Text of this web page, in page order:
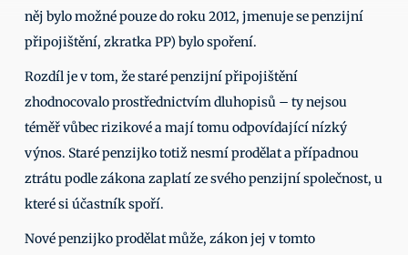
něj bylo možné pouze do roku 2012, jmenuje se penzijní
připojištění, zkratka PP) bylo spoření.
Rozdíl je v tom, že staré penzijní připojištění
zhodnocovalo prostřednictvím dluhopisů – ty nejsou
téměř vůbec rizikové a mají tomu odpovídající nízký
výnos. Staré penzijko totiž nesmí prodělat a případnou
ztrátu podle zákona zaplatí ze svého penzijní společnost, u
které si účastník spoří.
Nové penzijko prodělat může, zákon jej v tomto